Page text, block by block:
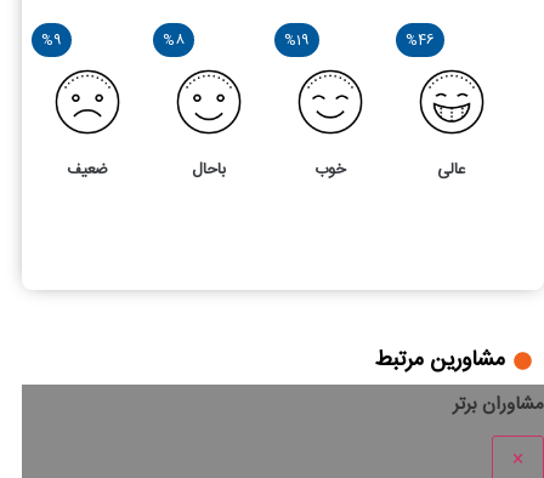
%46
عالی
%19
خوب
%8
باحال
%9
ضعیف
مشاورین مرتبط
مشاوران برتر
×